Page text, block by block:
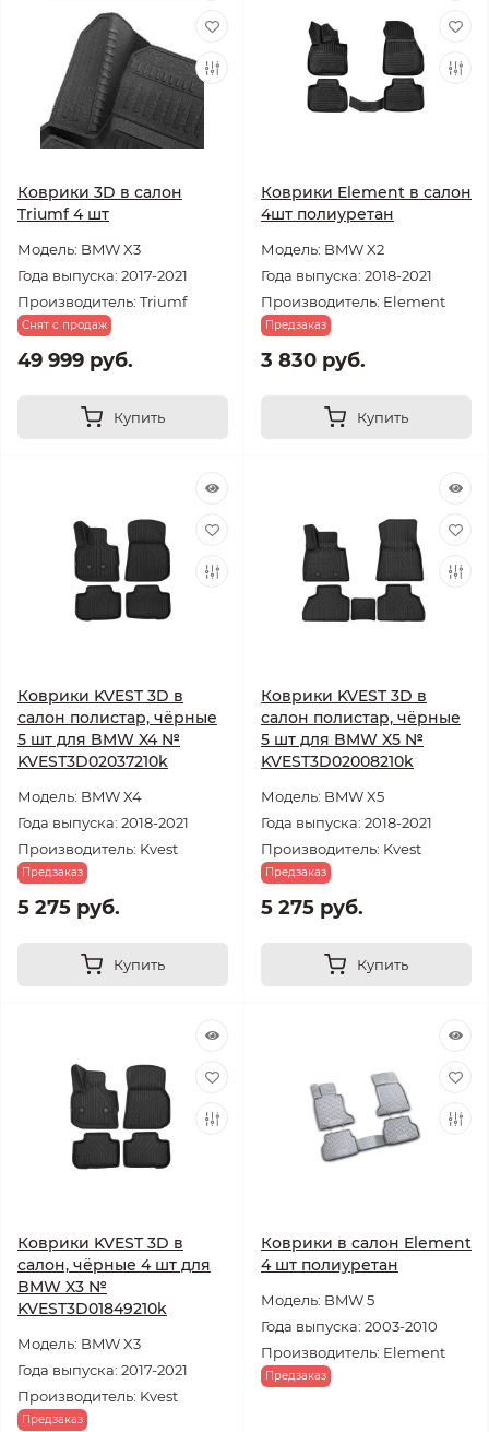
Коврики 3D в салон
Triumf 4 шт
Модель: BMW X3
Года выпуска: 2017-2021
Производитель: Triumf
Снят с продаж
49 999 руб.
Купить
Коврики Element в салон
4шт полиуретан
Модель: BMW X2
Года выпуска: 2018-2021
Производитель: Element
Предзаказ
3 830 руб.
Купить
Коврики KVEST 3D в
салон полистар, чёрные
5 шт для BMW X4 №
KVEST3D02037210k
Модель: BMW X4
Года выпуска: 2018-2021
Производитель: Kvest
Предзаказ
5 275 руб.
Купить
Коврики KVEST 3D в
салон полистар, чёрные
5 шт для BMW X5 №
KVEST3D02008210k
Модель: BMW X5
Года выпуска: 2018-2021
Производитель: Kvest
Предзаказ
5 275 руб.
Купить
Коврики KVEST 3D в
салон, чёрные 4 шт для
BMW X3 №
KVEST3D01849210k
Модель: BMW X3
Года выпуска: 2017-2021
Производитель: Kvest
Предзаказ
Коврики в салон Element
4 шт полиуретан
Модель: BMW 5
Года выпуска: 2003-2010
Производитель: Element
Предзаказ